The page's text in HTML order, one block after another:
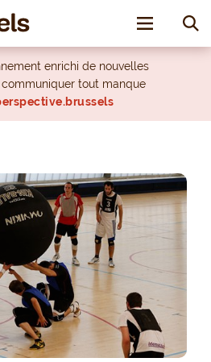
Toggle
enrichi de nouvelles
communiquer tout manque